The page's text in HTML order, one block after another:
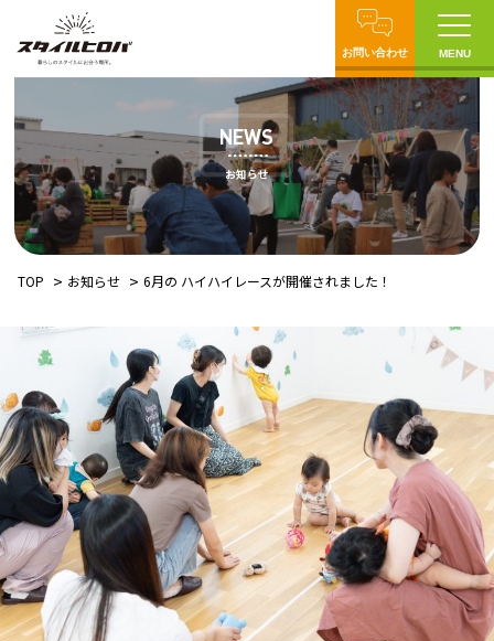
お問い合わせ MENU
NEWS
お知らせ
TOP お知らせ 6月の ハイハイレースが開催されました！